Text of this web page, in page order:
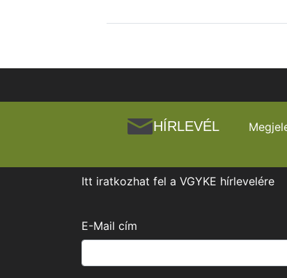
HÍRLEVÉL
Itt iratkozhat fel a VGYKE hírlevelére
E-Mail cím